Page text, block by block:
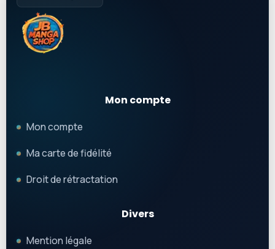
Mon compte
Mon compte
Ma carte de fidélité
Droit de rétractation
Divers
Mention légale